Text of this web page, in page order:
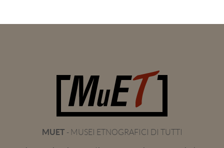
MUET - MUSEI ETNOGRAFICI DI TUTTI